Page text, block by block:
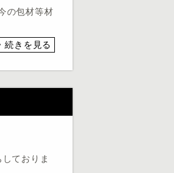
の包材等材
続きを見る
ておりま